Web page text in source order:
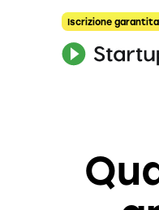
Iscrizione